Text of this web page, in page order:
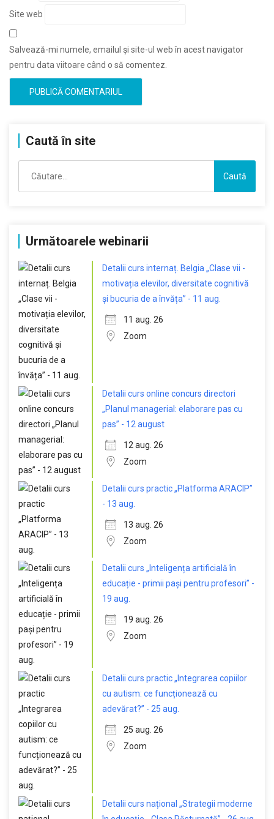
Site web
Salvează-mi numele, emailul și site-ul web în acest navigator
pentru data viitoare când o să comentez.
Caută în site
după:
Următoarele webinarii
Detalii curs internaț. Belgia „Clase vii -
motivația elevilor, diversitate cognitivă
și bucuria de a învăța” - 11 aug.
11 aug. 26
Zoom
Detalii curs online concurs directori
„Planul managerial: elaborare pas cu
pas” - 12 august
12 aug. 26
Zoom
Detalii curs practic „Platforma ARACIP”
- 13 aug.
13 aug. 26
Zoom
Detalii curs „Inteligența artificială în
educație - primii pași pentru profesori” -
19 aug.
19 aug. 26
Zoom
Detalii curs practic „Integrarea copiilor
cu autism: ce funcționează cu
adevărat?” - 25 aug.
25 aug. 26
Zoom
Detalii curs național „Strategii moderne